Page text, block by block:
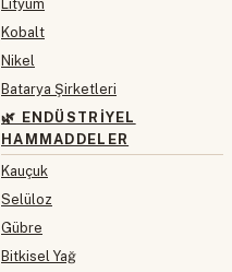
Lityum
Kobalt
Nikel
Batarya Şirketleri
🌿 ENDÜSTRIYEL
HAMMADDELER
Kauçuk
Selüloz
Gübre
Bitkisel Yağ